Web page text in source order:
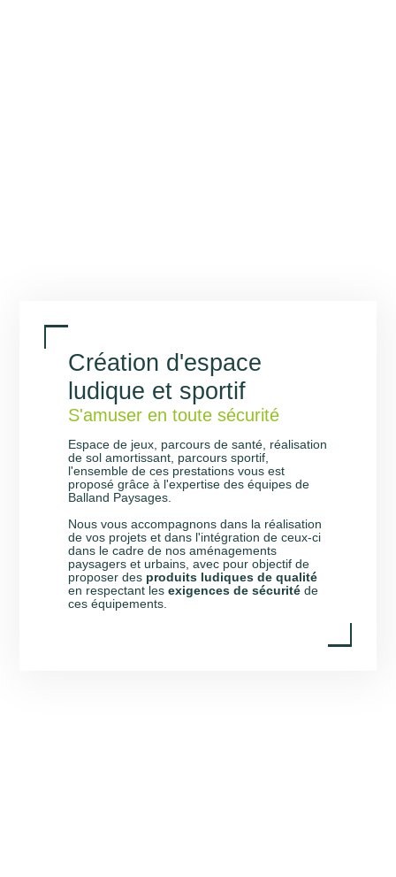
Création d'espace
ludique et sportif
S'amuser en toute sécurité
Espace de jeux, parcours de santé, réalisation
de sol amortissant, parcours sportif,
l'ensemble de ces prestations vous est
proposé grâce à l'expertise des équipes de
Balland Paysages.
Nous vous accompagnons dans la réalisation
de vos projets et dans l'intégration de ceux-ci
dans le cadre de nos aménagements
paysagers et urbains, avec pour objectif de
proposer des produits ludiques de qualité
en respectant les exigences de sécuritéde
ces équipements.